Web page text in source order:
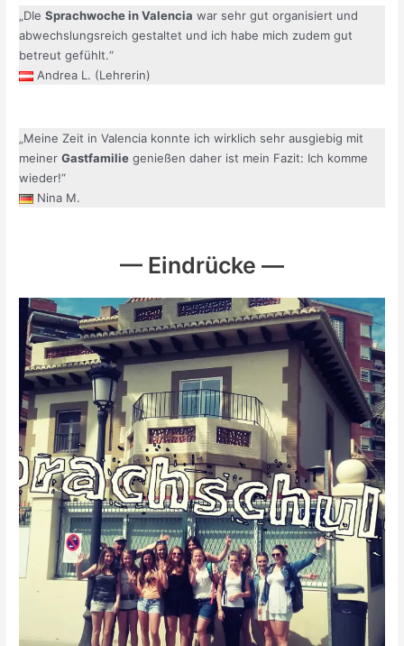
„DIeSprachwoche in Valencia war sehr gut organisiert und
abwechslungsreich gestaltet und ich habe mich zudem gut
betreut gefühlt.“
Andrea L. (Lehrerin)
„Meine Zeit in Valencia konnte ich wirklich sehr ausgiebig mit
meinerGastfamilie genießen daher ist mein Fazit: Ich komme
wieder!“
Nina M.
— Eindrücke —